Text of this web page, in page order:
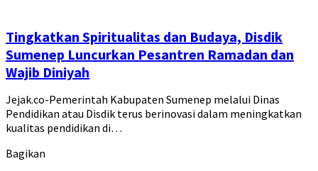
Tingkatkan Spiritualitas dan Budaya, Disdik
Sumenep Luncurkan Pesantren Ramadan dan
Wajib Diniyah
Jejak.co-Pemerintah Kabupaten Sumenep melalui Dinas
Pendidikan atau Disdik terus berinovasi dalam meningkatkan
kualitas pendidikan di…
Bagikan